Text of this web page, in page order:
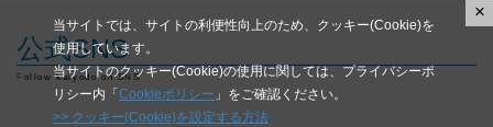
公式SNS
Follow kaiyodo on SNS
当サイトでは、サイトの利便性向上のため、クッキー(Cookie)を
使用しています。
当サイトのクッキー(Cookie)の使用に関しては、プライバシーポ
リシー内「 Cookieポリシー 」をご確認ください。
>> クッキー(Cookie)を設定する方法
×